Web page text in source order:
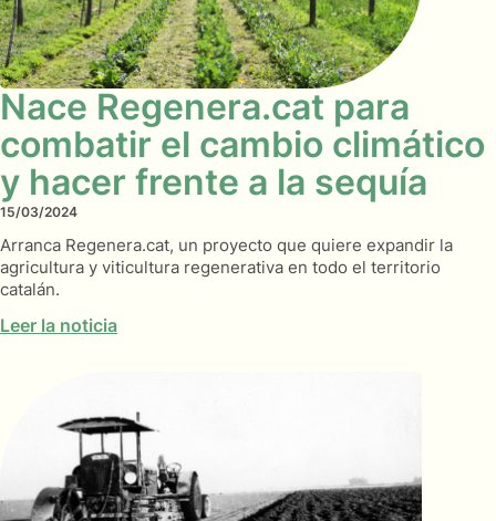
Nace Regenera.cat para
combatir el cambio climático
y hacer frente a la sequía
15/03/2024
Arranca Regenera.cat, un proyecto que quiere expandir la
agricultura y viticultura regenerativa en todo el territorio
catalán.
Leer la noticia